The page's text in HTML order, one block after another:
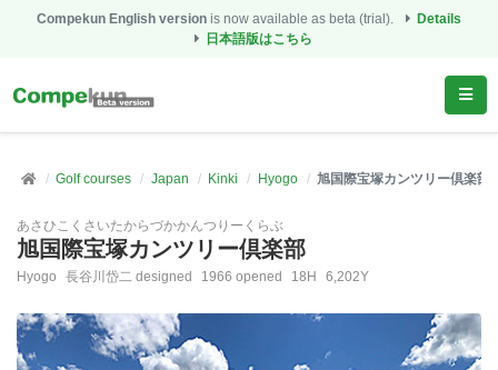
Compekun English version is now available as beta (trial).
Details
日本語版はこちら
Golf courses Japan Kinki Hyogo 旭国際宝塚カンツリー倶楽部
あさひこくさいたからづかかんつりーくらぶ
旭国際宝塚カンツリー倶楽部
Hyogo 長谷川岱二 designed 1966 opened 18H 6,202Y